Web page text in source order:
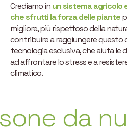
Crediamo inun sistema agricolo
che sfrutti la forza delle piante
migliore, più rispettoso della
contribuire a raggiungere questo
tecnologia esclusiva, che aiuta le
ad affrontare lo stress e a
climatico.
nutrire